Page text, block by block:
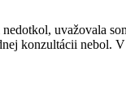
uvažovala
konzultácii nebol.